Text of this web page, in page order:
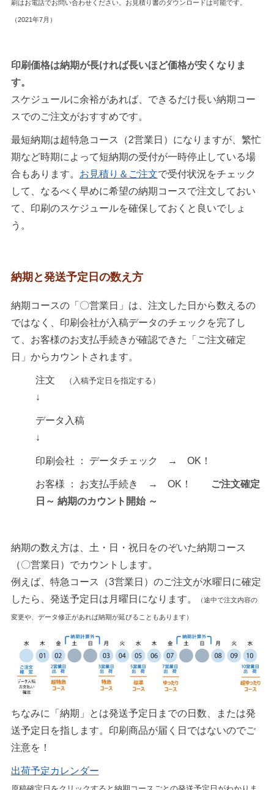
刷はお電話でお問い合わせください。お見積り書のダウンロードは可能です。
（2021年7月）
印刷価格は納期が長ければ長いほど価格が安くなりま
す。
スケジュールに余裕があれば、できるだけ長い納期コー
スでのご注文がおすすめです。
最短納期は超特急コース（2営業日）になりますが、繁忙
期など時期によって短納期の受付が一時停止している場
合もあります。 お見積り＆ご注文で受付状況をチェック
して、なるべく早めに希望の納期コースで注文しておい
て、印刷のスケジュールを確保しておくと良いでしょ
う。
納期と発送予定日の数え方
納期コースの「〇営業日」は、注文した日から数えるの
ではなく、印刷会社が入稿データのチェックを完了し
て、お客様のお支払手続きが確認できた「ご注文確定
日」からカウントされます。
注文 （入稿予定日を指定する）
↓
データ入稿
↓
印刷会社 ： データチェック → OK！
お客様 ： お支払手続き → OK！
ご注文確定
日～ 納期のカウント開始 ～
納期の数え方は、土・日・祝日をのぞいた納期コース
（〇営業日）でカウントします。
例えば、特急コース（3営業日）のご注文が水曜日に確定
したら、発送予定日は月曜日になります。
（途中で注文内容の
変更や、データ修正があれば納期が延びることもあります）
ちなみに「納期」とは発送予定日までの日数、または発
送予定日を指します。印刷商品が届く日ではないのでご
注意を！
出荷予定カレンダー